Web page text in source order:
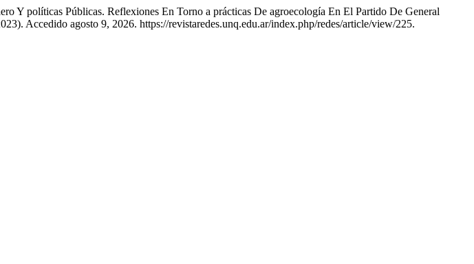
Y políticas Públicas. Reflexiones En Torno a prácticas De agroecología En El Partido De General
Accedido agosto 9, 2026. https://revistaredes.unq.edu.ar/index.php/redes/article/view/225.